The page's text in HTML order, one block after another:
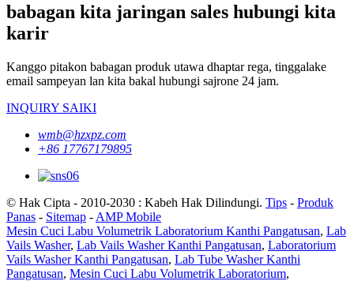
babagan kita jaringan sales hubungi kita
karir
Kanggo pitakon babagan produk utawa dhaptar rega, tinggalake
email sampeyan lan kita bakal hubungi sajrone 24 jam.
INQUIRY SAIKI
wmb@hzxpz.com
+86 17767179895
© Hak Cipta - 2010-2030 : Kabeh Hak Dilindungi. Tips - Produk
Panas - Sitemap - AMP Mobile
Mesin Cuci Labu Volumetrik Laboratorium Kanthi Pangatusan, Lab
Vails Washer, Lab Vails Washer Kanthi Pangatusan, Laboratorium
Vails Washer Kanthi Pangatusan, Lab Tube Washer Kanthi
Pangatusan, Mesin Cuci Labu Volumetrik Laboratorium,